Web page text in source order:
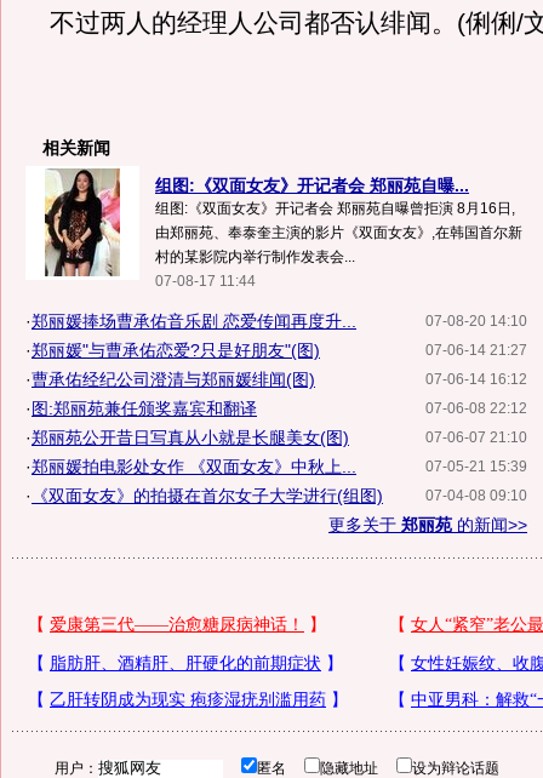
不过两人的经理人公司都否认绯闻。(俐俐/
相关新闻
组图:《双面女友》开记者会 郑丽苑自曝...
组图:《双面女友》开记者会 郑丽苑自曝曾拒演 8月16日,
由郑丽苑、奉泰奎主演的影片《双面女友》,在韩国首尔新
村的某影院内举行制作发表会...
07-08-17 11:44
07-08-20 14:10
·郑丽媛捧场曹承佑音乐剧 恋爱传闻再度升...
07-06-14 21:27
·郑丽媛"与曹承佑恋爱?只是好朋友"(图)
07-06-14 16:12
·曹承佑经纪公司澄清与郑丽媛绯闻(图)
07-06-08 22:12
·图:郑丽苑兼任颁奖嘉宾和翻译
07-06-07 21:10
·郑丽苑公开昔日写真从小就是长腿美女(图)
07-05-21 15:39
·郑丽媛拍电影处女作 《双面女友》中秋上...
07-04-08 09:10
·
《双面女友》的拍摄在首尔女子大学进行(组图)
更多关于 郑丽苑 的新闻>>
用户： 匿名 隐藏地址 设为辩论话题